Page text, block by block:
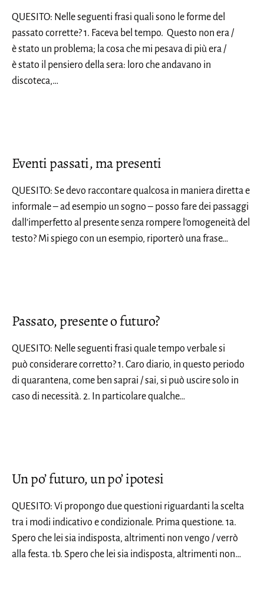
QUESITO: Nelle seguenti frasi quali sono le forme del
passato corrette? 1. Faceva bel tempo. Questo non era /
è stato un problema; la cosa che mi pesava di più era /
è stato il pensiero della sera: loro che andavano in
discoteca,…
Eventi passati, ma presenti
QUESITO: Se devo raccontare qualcosa in maniera diretta e
informale – ad esempio un sogno – posso fare dei passaggi
dall’imperfetto al presente senza rompere l’omogeneità del
testo? Mi spiego con un esempio, riporterò una frase…
Passato, presente o futuro?
QUESITO: Nelle seguenti frasi quale tempo verbale si
può considerare corretto? 1. Caro diario, in questo periodo
di quarantena, come ben saprai / sai, si può uscire solo in
caso di necessità. 2. In particolare qualche…
Un po’ futuro, un po’ ipotesi
QUESITO: Vi propongo due questioni riguardanti la scelta
tra i modi indicativo e condizionale. Prima questione. 1a.
Spero che lei sia indisposta, altrimenti non vengo / verrò
alla festa. 1b. Spero che lei sia indisposta, altrimenti non…